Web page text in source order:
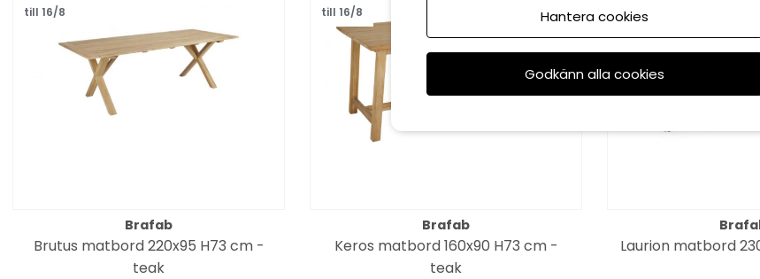
till 16/8
Brafab
Brutus matbord 220x95 H73 cm -
teak
till 16/8
Brafab
Keros matbord 160x90 H73 cm -
teak
till 16/8
Laurion matbord
Hantera cookies
Godkänn alla cookies